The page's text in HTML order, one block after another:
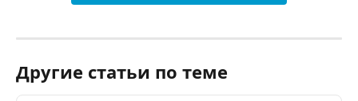
Другие статьи по теме